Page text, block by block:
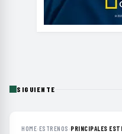
SIGUIENTE
HOME›ESTRENOS ›PRINCIPALES